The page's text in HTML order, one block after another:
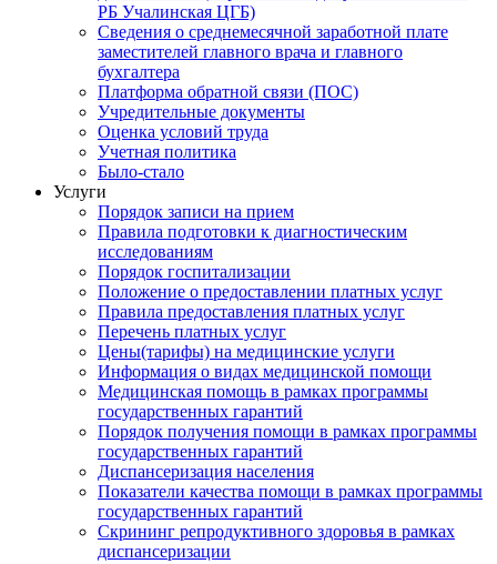
РБ Учалинская ЦГБ)
Сведения о среднемесячной заработной плате
заместителей главного врача и главного
бухгалтера
Платформа обратной связи (ПОС)
Учредительные документы
Оценка условий труда
Учетная политика
Было-стало
Услуги
Порядок записи на прием
Правила подготовки к диагностическим
исследованиям
Порядок госпитализации
Положение о предоставлении платных услуг
Правила предоставления платных услуг
Перечень платных услуг
Цены(тарифы) на медицинские услуги
Информация о видах медицинской помощи
Медицинская помощь в рамках программы
государственных гарантий
Порядок получения помощи в рамках программы
государственных гарантий
Диспансеризация населения
Показатели качества помощи в рамках программы
государственных гарантий
Скрининг репродуктивного здоровья в рамках
диспансеризации